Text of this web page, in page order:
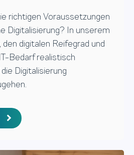
richtigen Voraussetzungen
Digitalisierung? In unserem
den digitalen Reifegrad und
Bedarf realistisch
Digitalisierung